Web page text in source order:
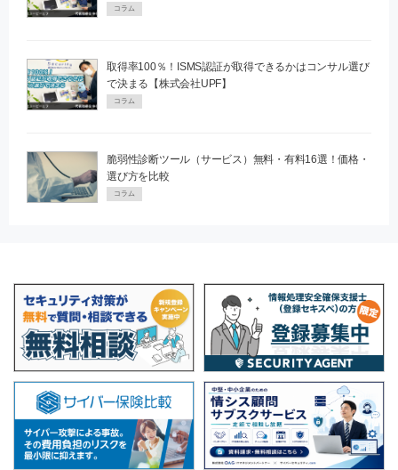
コラム
取得率100％！ISMS認証が取得できるかはコンサル選び
で決まる【株式会社UPF】
コラム
脆弱性診断ツール（サービス）無料・有料16選！価格・
選び方を比較
コラム